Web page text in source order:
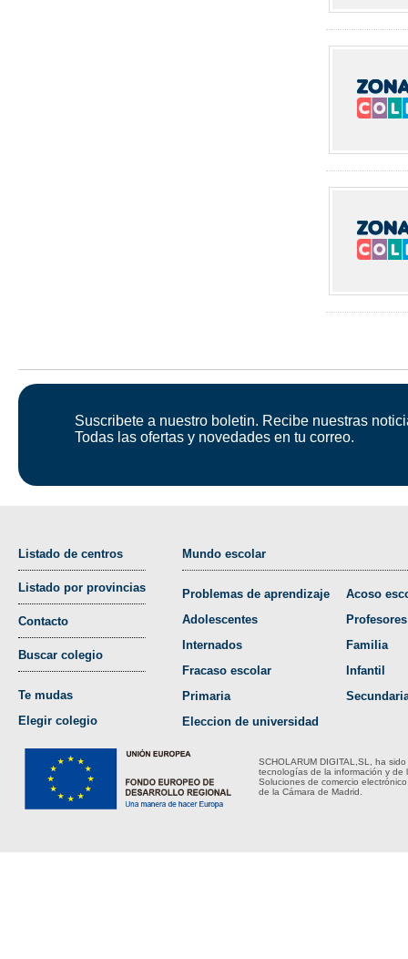
Suscribete a nuestro boletin. Recibe nuestras
Todas las ofertas y novedades en tu correo.
Listado de centros
Listado por provincias
Contacto
Buscar colegio
Te mudas
Elegir colegio
Mundo escolar
Problemas de aprendizaje
Adolescentes
Internados
Fracaso escolar
Primaria
Eleccion de universidad
Acoso
Profesores
Familia
Infantil
SCHOLARUM DIGITAL,SL, ha
tecnologías de la información y de
Soluciones de comercio
de la Cámara de Madrid.